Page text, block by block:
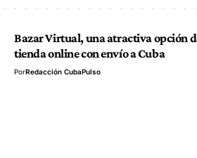
Bazar Virtual, una atractiva opción
tienda online con envío a Cuba
PorRedacción CubaPulso